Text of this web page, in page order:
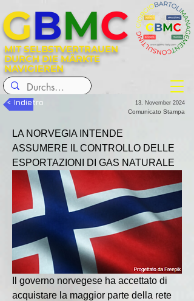
MIT SELBSTVERTRAUEN
DURCH DIE MÄRKTE
NAVIGIEREN
GBMC
< Indietro 13. November 2024
Comunicato Stampa
LA NORVEGIA INTENDE
ASSUMERE IL CONTROLLO DELLE
ESPORTAZIONI DI GAS NATURALE
Il governo norvegese ha accettato di
acquistare la maggior parte della rete